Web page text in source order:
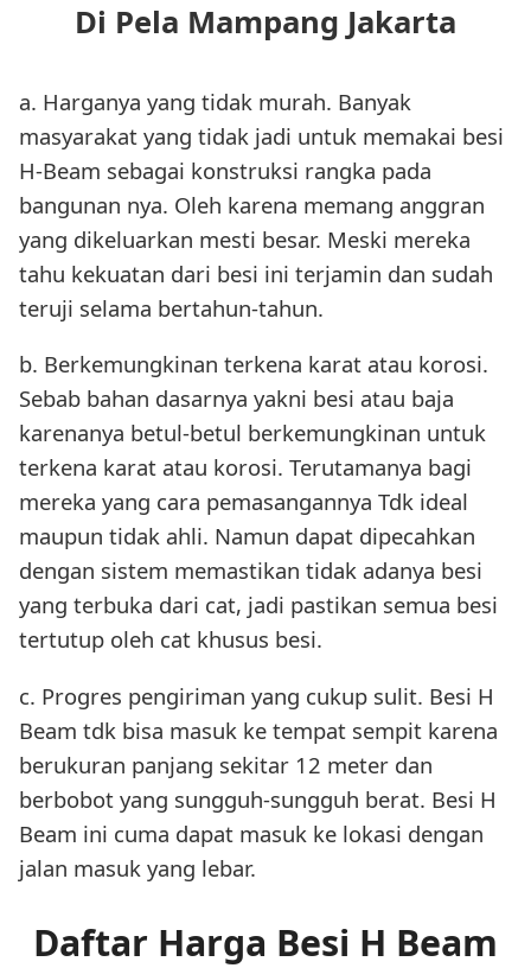
Di Pela Mampang Jakarta
a. Harganya yang tidak murah. Banyak
masyarakat yang tidak jadi untuk memakai besi
H-Beam sebagai konstruksi rangka pada
bangunan nya. Oleh karena memang anggran
yang dikeluarkan mesti besar. Meski mereka
tahu kekuatan dari besi ini terjamin dan sudah
teruji selama bertahun-tahun.
b. Berkemungkinan terkena karat atau korosi.
Sebab bahan dasarnya yakni besi atau baja
karenanya betul-betul berkemungkinan untuk
terkena karat atau korosi. Terutamanya bagi
mereka yang cara pemasangannya Tdk ideal
maupun tidak ahli. Namun dapat dipecahkan
dengan sistem memastikan tidak adanya besi
yang terbuka dari cat, jadi pastikan semua besi
tertutup oleh cat khusus besi.
c. Progres pengiriman yang cukup sulit. Besi H
Beam tdk bisa masuk ke tempat sempit karena
berukuran panjang sekitar 12 meter dan
berbobot yang sungguh-sungguh berat. Besi H
Beam ini cuma dapat masuk ke lokasi dengan
jalan masuk yang lebar.
Daftar Harga Besi H Beam